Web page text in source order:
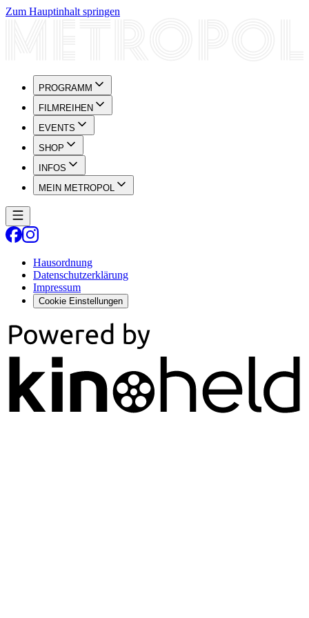
Zum Hauptinhalt springen
PROGRAMM
FILMREIHEN
EVENTS
SHOP
INFOS
MEIN METROPOL
Hausordnung
Datenschutzerklärung
Impressum
Cookie Einstellungen